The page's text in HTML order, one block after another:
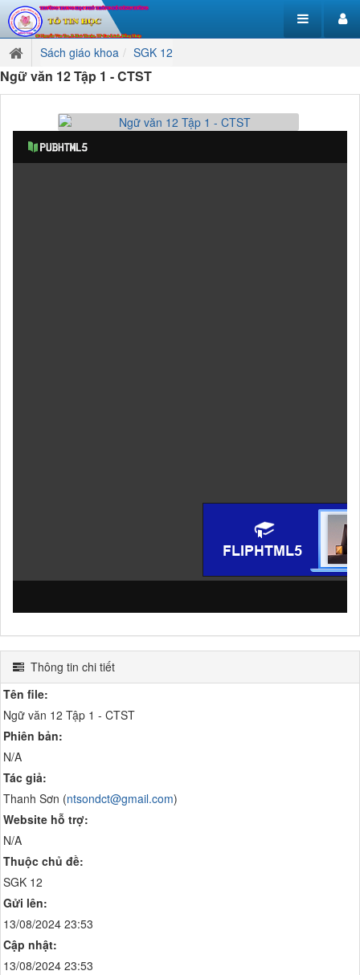
Sách giáo khoa SGK 12
Ngữ văn 12 Tập 1 - CTST
Thông tin chi tiết
Tên file:
Ngữ văn 12 Tập 1 - CTST
Phiên bản:
N/A
Tác giả:
Thanh Sơn (ntsondct@gmail.com)
Website hỗ trợ:
N/A
Thuộc chủ đề:
SGK 12
Gửi lên:
13/08/2024 23:53
Cập nhật:
13/08/2024 23:53